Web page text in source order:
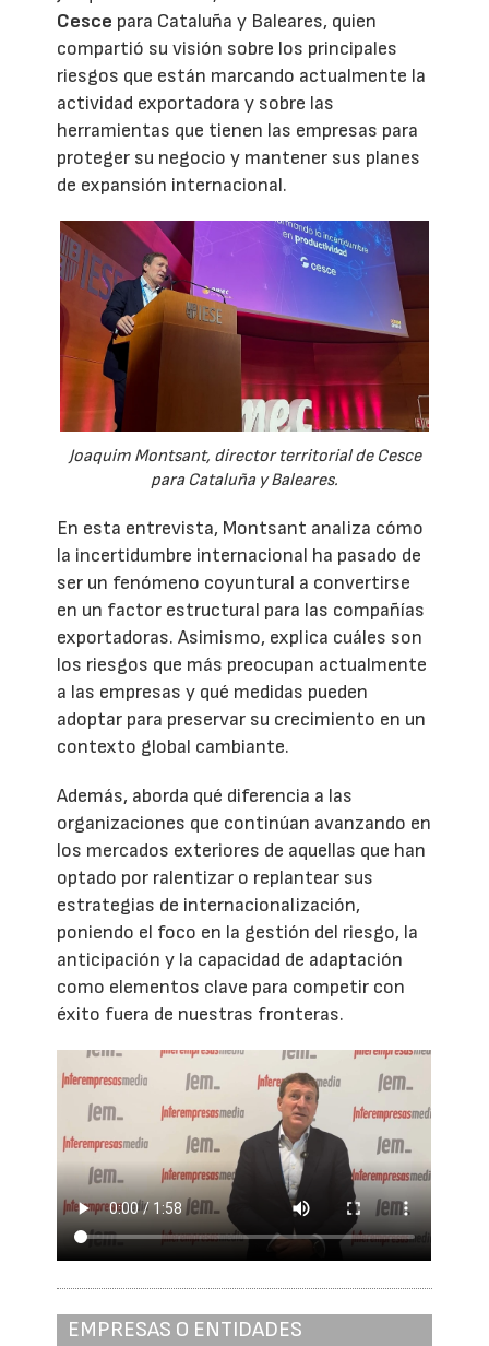
Cesce para Cataluña y Baleares, quien
compartió su visión sobre los principales
riesgos que están marcando actualmente la
actividad exportadora y sobre las
herramientas que tienen las empresas para
proteger su negocio y mantener sus planes
de expansión internacional.
Joaquim Montsant, director territorial de Cesce
para Cataluña y Baleares.
En esta entrevista, Montsant analiza cómo
la incertidumbre internacional ha pasado de
ser un fenómeno coyuntural a convertirse
en un factor estructural para las compañías
exportadoras. Asimismo, explica cuáles son
los riesgos que más preocupan actualmente
a las empresas y qué medidas pueden
adoptar para preservar su crecimiento en un
contexto global cambiante.
Además, aborda qué diferencia a las
organizaciones que continúan avanzando en
los mercados exteriores de aquellas que han
optado por ralentizar o replantear sus
estrategias de internacionalización,
poniendo el foco en la gestión del riesgo, la
anticipación y la capacidad de adaptación
como elementos clave para competir con
éxito fuera de nuestras fronteras.
EMPRESAS O ENTIDADES